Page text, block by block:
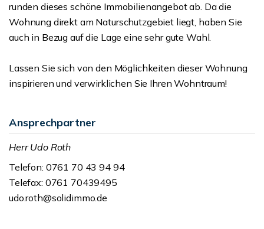
runden dieses schöne Immobilienangebot ab. Da die
Wohnung direkt am Naturschutzgebiet liegt, haben Sie
auch in Bezug auf die Lage eine sehr gute Wahl.
Lassen Sie sich von den Möglichkeiten dieser Wohnung
inspirieren und verwirklichen Sie Ihren Wohntraum!
Ansprechpartner
Herr Udo Roth
Telefon: 0761 70 43 94 94
Telefax: 0761 70439495
udo.roth@solidimmo.de